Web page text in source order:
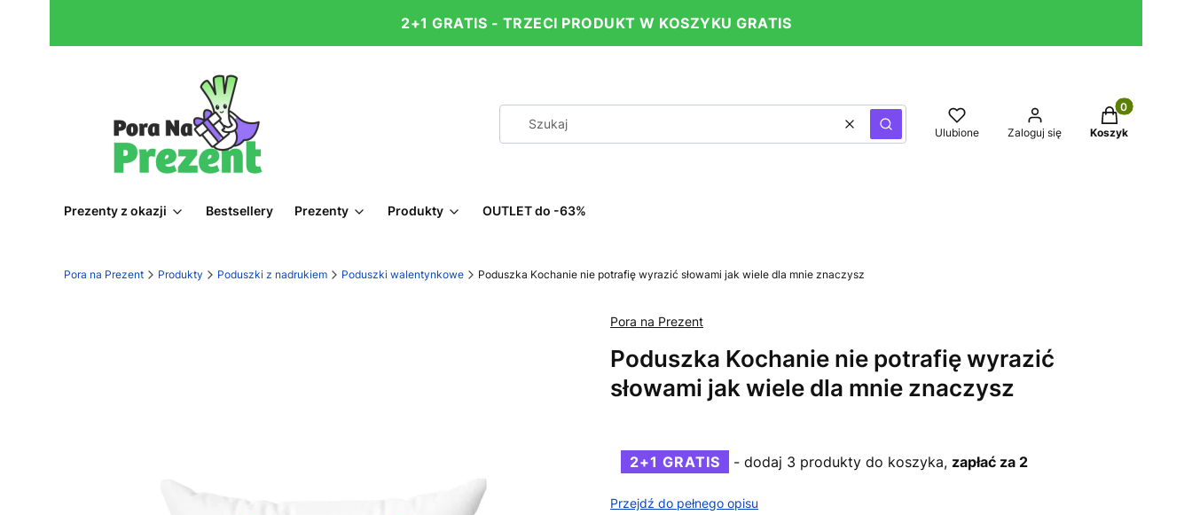
2+1 GRATIS - TRZECI PRODUKT W KOSZYKU GRATIS
WyczyśćSzukaj Ulubione Zaloguj się
Produkty w
Koszyk
Prezenty z okazji Bestsellery Prezenty Produkty OUTLET do -63%
Pora na Prezent Produkty Poduszki z nadrukiem Poduszki walentynkowe Poduszka Kochanie nie potrafię wyrazić słowami jak wiele dla mnie znaczysz
Pora na Prezent
Poduszka Kochanie nie potrafię wyrazić
słowami jak wiele dla mnie znaczysz
2+1 GRATIS - dodaj 3 produkty do koszyka, zapłać za 2
Przejdź do pełnego opisu